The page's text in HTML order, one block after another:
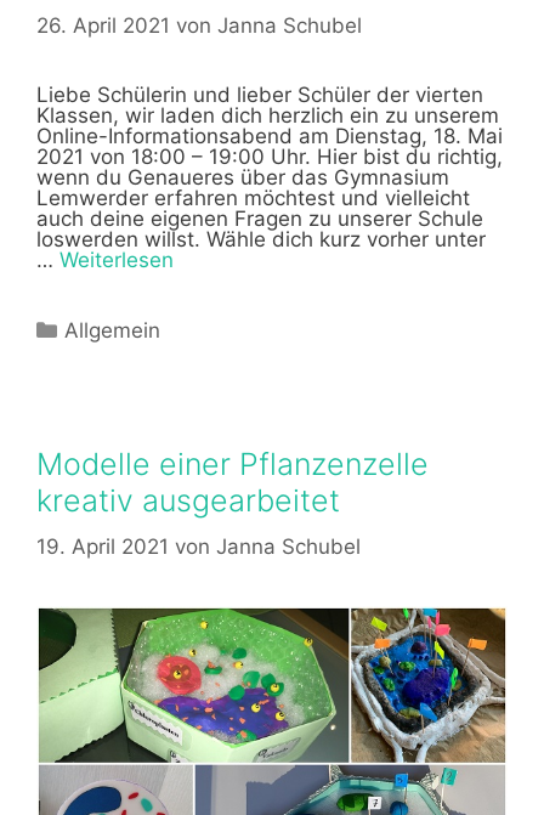
26. April 2021 von Janna Schubel
Liebe Schülerin und lieber Schüler der vierten
Klassen, wir laden dich herzlich ein zu unserem
Online-Informationsabend am Dienstag, 18. Mai
2021 von 18:00 – 19:00 Uhr. Hier bist du richtig,
wenn du Genaueres über das Gymnasium
Lemwerder erfahren möchtest und vielleicht
auch deine eigenen Fragen zu unserer Schule
loswerden willst. Wähle dich kurz vorher unter
… Weiterlesen
Kategorien
Allgemein
Modelle einer Pflanzenzelle
kreativ ausgearbeitet
19. April 2021 von Janna Schubel